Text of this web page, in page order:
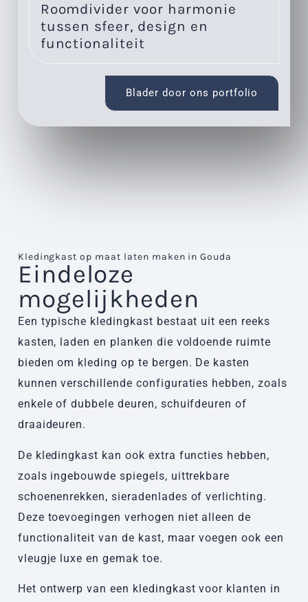
Roomdivider voor harmonie
tussen sfeer, design en
functionaliteit
Blader door ons portfolio
Kledingkast op maat laten maken in Gouda​
Eindeloze
mogelijkheden
Een typische kledingkast bestaat uit een reeks
kasten, laden en planken die voldoende ruimte
bieden om kleding op te bergen. De kasten
kunnen verschillende configuraties hebben, zoals
enkele of dubbele deuren, schuifdeuren of
draaideuren.
De kledingkast kan ook extra functies hebben,
zoals ingebouwde spiegels, uittrekbare
schoenenrekken, sieradenlades of verlichting.
Deze toevoegingen verhogen niet alleen de
functionaliteit van de kast, maar voegen ook een
vleugje luxe en gemak toe.
Het ontwerp van een kledingkast voor klanten in